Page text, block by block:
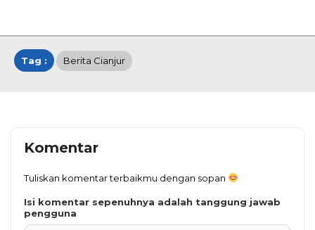
Tag : Berita Cianjur
Komentar
Tuliskan komentar terbaikmu dengan sopan
Isi komentar sepenuhnya adalah tanggung jawab
pengguna